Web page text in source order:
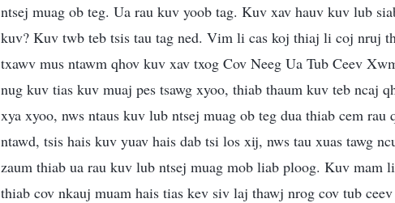
ntsej muag ob teg. Ua rau kuv yoob tag. Kuv xav hauv kuv lub
kuv? Kuv twb teb tsis tau tag ned. Vim li cas koj thiaj li coj nruj
txawv mus ntawm qhov kuv xav txog Cov Neeg Ua Tub Ceev
nug kuv tias kuv muaj pes tsawg xyoo, thiab thaum kuv teb ncaj
xya xyoo, nws ntaus kuv lub ntsej muag ob teg dua thiab cem rau
ntawd, tsis hais kuv yuav hais dab tsi los xij, nws tau xuas tawg
zaum thiab ua rau kuv lub ntsej muag mob liab ploog. Kuv mam
thiab cov nkauj muam hais tias kev siv laj thawj nrog cov tub